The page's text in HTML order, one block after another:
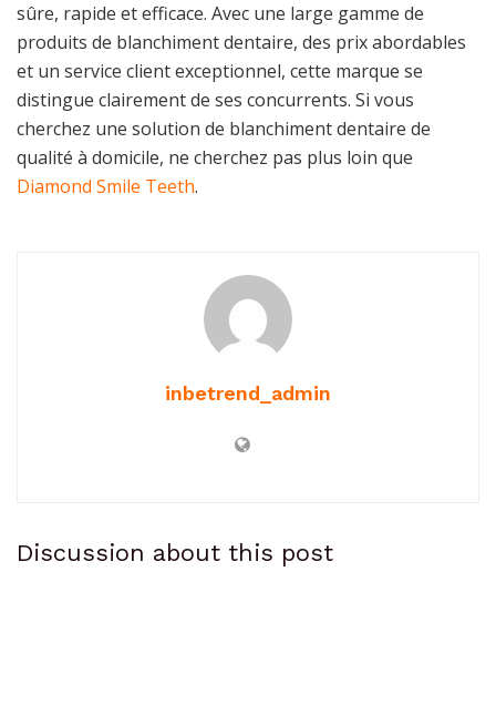
sûre, rapide et efficace. Avec une large gamme de
produits de blanchiment dentaire, des prix abordables
et un service client exceptionnel, cette marque se
distingue clairement de ses concurrents. Si vous
cherchez une solution de blanchiment dentaire de
qualité à domicile, ne cherchez pas plus loin que
Diamond Smile Teeth.
inbetrend_admin
Discussion about this post